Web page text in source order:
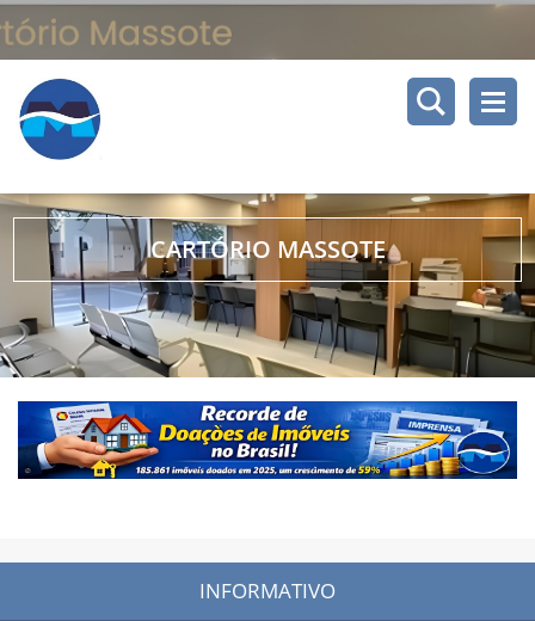
CARTÓRIO MASSOTE
INFORMATIVO